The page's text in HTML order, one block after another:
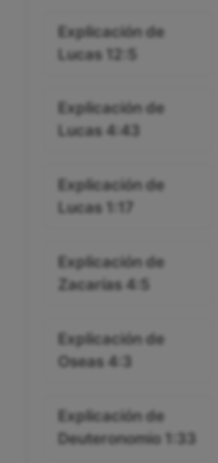
Explicación de
Lucas 12:5
Explicación de
Lucas 4:43
Explicación de
Lucas 1:17
Explicación de
Zacarías 4:5
Explicación de
Oseas 4:3
Explicación de
Deuteronomio 1:33